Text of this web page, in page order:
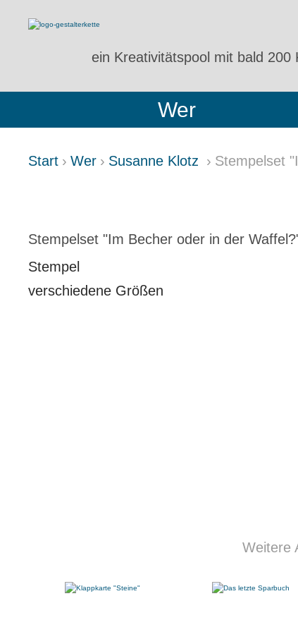
ein Kreativitätspool mit bald 200
Wer
Start Wer Susanne Klotz Stempelset
STEMPELSET "IM
Stempelset "Im Becher oder in der
Stempel
verschiedene Größen
Weitere